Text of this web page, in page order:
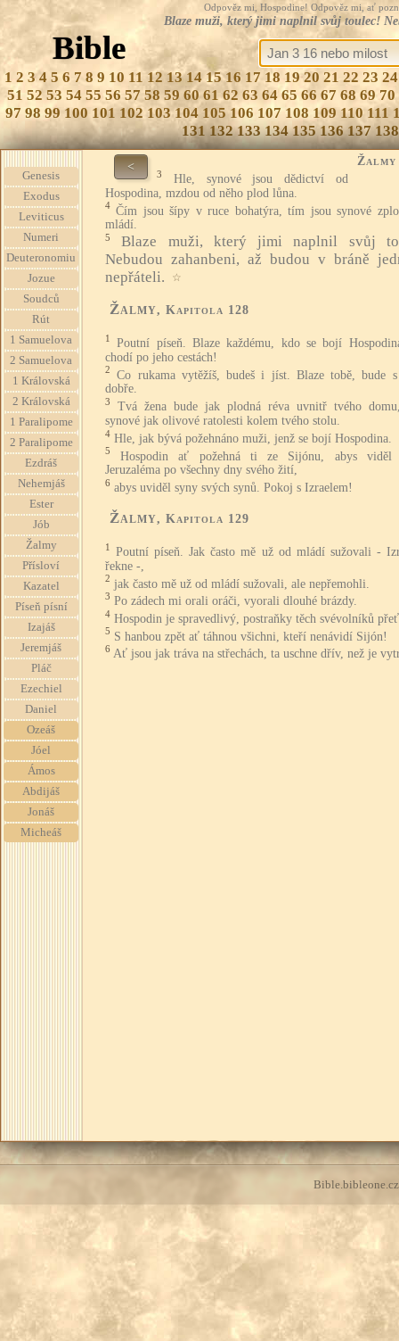
Odpověz mi, Hospodine! Odpověz mi, ať
Blaze muži, který jimi naplnil svůj toulec!
Bible
1 2 3 4 5 6 7 8 9 10 11 12 13 14 15 16 17 18 19 20 21 22 23 24
51 52 53 54 55 56 57 58 59 60 61 62 63 64 65 66 67 68 69 70
97 98 99 100 101 102 103 104 105 106 107 108 109 110 111
131 132 133 134 135 136 137 138
Genesis
Exodus
Leviticus
Numeri
Deuteronomiu
Jozue
Soudců
Rút
1 Samuelova
2 Samuelova
1 Královská
2 Královská
1 Paralipome
2 Paralipome
Ezdráš
Nehemjáš
Ester
Jób
Žalmy
Přísloví
Kazatel
Píseň písní
Izajáš
Jeremjáš
Pláč
Ezechiel
Daniel
Ozeáš
Jóel
Ámos
Abdijáš
Jonáš
Micheáš
< Žalmy
3
Hle, synové jsou dědictví od
Hospodina, mzdou od něho plod lůna.
4 Čím jsou šípy v ruce bohatýra, tím jsou synové
mládí.
5
Blaze muži, který jimi naplnil svůj
Nebudou zahanbeni, až budou v bráně
nepřáteli.
☆
Žalmy, Kapitola 128
1
Poutní píseň. Blaze každému, kdo se bojí
chodí po jeho cestách!
2
Co rukama vytěžíš, budeš i jíst. Blaze tobě, bude s
dobře.
3
Tvá žena bude jak plodná réva uvnitř tvého
synové jak olivové ratolesti kolem tvého stolu.
4 Hle, jak bývá požehnáno muži, jenž se bojí Hospodina.
5
Hospodin ať požehná ti ze Sijónu, abys viděl
Jeruzaléma po všechny dny svého žití,
6 abys uviděl syny svých synů. Pokoj s Izraelem!
Žalmy, Kapitola 129
1
Poutní píseň. Jak často mě už od mládí sužovali -
řekne -,
2 jak často mě už od mládí sužovali, ale nepřemohli.
3 Po zádech mi orali oráči, vyorali dlouhé brázdy.
4 Hospodin je spravedlivý, postraňky těch svévolníků
5 S hanbou zpět ať táhnou všichni, kteří nenávidí Sijón!
6 Ať jsou jak tráva na střechách, ta uschne dřív, než je